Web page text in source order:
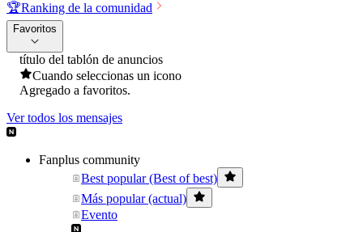
🏆Ranking de la comunidad
Favoritos
título del tablón de anuncios
Cuando seleccionas un icono
Agregado a favoritos.
Ver todos los mensajes
Fanplus community
Best popular (Best of best)
Más popular (actual)
Evento